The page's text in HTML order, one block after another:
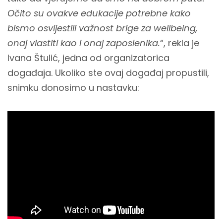
Očito su ovakve edukacije potrebne kako
bismo osvijestili važnost brige za wellbeing,
onaj vlastiti kao i onaj zaposlenika.“, rekla je
Ivana Štulić, jedna od organizatorica
događaja. Ukoliko ste ovaj događaj propustili,
snimku donosimo u nastavku: